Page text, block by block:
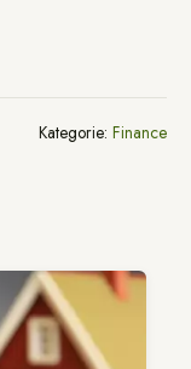
Kategorie: Finance